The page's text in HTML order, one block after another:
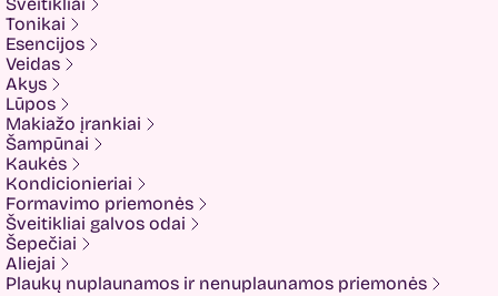
Dear Doer
Ekseption
Elizavecca
ESFOLIO
ETUDE
Eyenlip
FaceFacts
Fariis
Fixderma
Fluff
Formal Bee
Fusion
Glow Hub
HeadShock
Hiskin
Tonikai
Esencijos
Veidas
Akys
Lūpos
Makiažo įrankiai
Šampūnai
Kaukės
Kondicionieriai
Formavimo priemonės
Šveitikliai galvos odai
Šepečiai
Aliejai
Plaukų nuplaunamos ir nenuplaunamos priemonės